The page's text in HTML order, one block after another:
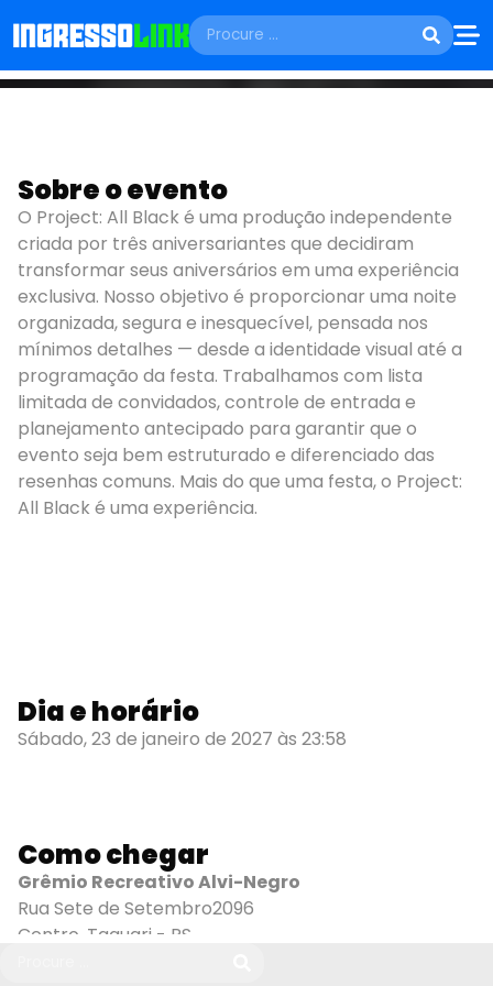
SÁBADO, 23 DE JANEIRO
PROJECT ALL BLACK
Taquari - RS
Sobre o evento
O Project: All Black é uma produção independente
criada por três aniversariantes que decidiram
transformar seus aniversários em uma experiência
exclusiva. Nosso objetivo é proporcionar uma noite
organizada, segura e inesquecível, pensada nos
mínimos detalhes — desde a identidade visual até a
programação da festa. Trabalhamos com lista
limitada de convidados, controle de entrada e
planejamento antecipado para garantir que o
evento seja bem estruturado e diferenciado das
resenhas comuns. Mais do que uma festa, o Project:
All Black é uma experiência.
Dia e horário
Sábado, 23 de janeiro de 2027 às 23:58
Como chegar
Grêmio Recreativo Alvi-Negro
Rua Sete de Setembro2096
Centro, Taquari - RS